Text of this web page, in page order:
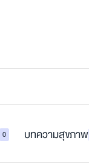
0 บทความสุขภาพ